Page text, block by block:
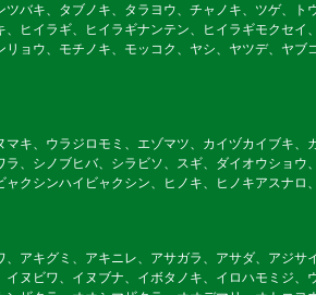
バキ、タブノキ、タラヨウ、チャノキ、ツゲ、
ヒイラギ、ヒイラギナンテン、ヒイラギモクセ
ョウ、モチノキ、モッコク、ヤシ、ヤツデ、ヤ
キ、ウラジロモミ、エゾマツ、カイヅカイブキ
、シノブヒバ、シラビソ、スギ、ダイオウショ
クシンハイビャクシン、ヒノキ、ヒノキアスナロ
アキグミ、アキニレ、アサガラ、アサダ、アジ
ヌビワ、イヌブナ、イボタノキ、イロハモミジ